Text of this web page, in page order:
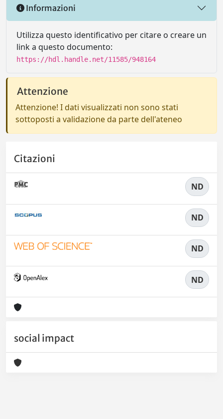
Informazioni
Utilizza questo identificativo per citare o creare un
link a questo documento:
https://hdl.handle.net/11585/948164
Attenzione
Attenzione! I dati visualizzati non sono stati
sottoposti a validazione da parte dell'ateneo
Citazioni
ND
ND
ND
ND
social impact